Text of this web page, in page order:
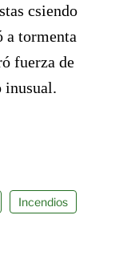
csiendo
a tormenta
fuerza de
inusual.
Incendios